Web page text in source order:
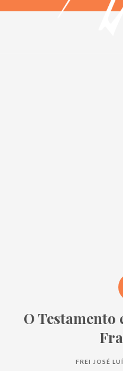
O
FREI JOSÉ